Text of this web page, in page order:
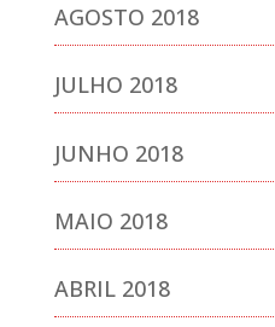
AGOSTO 2018
JULHO 2018
JUNHO 2018
MAIO 2018
ABRIL 2018